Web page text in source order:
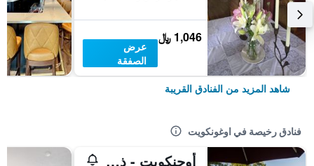
1,046 ﷼
عرض
الصفقة
شاهد المزيد من الفنادق القريبة
فنادق رخيصة في اوغونكويت
أوجنكويت - ذا ميلستون